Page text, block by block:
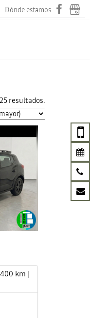
Dónde estamos
resultados.
km |